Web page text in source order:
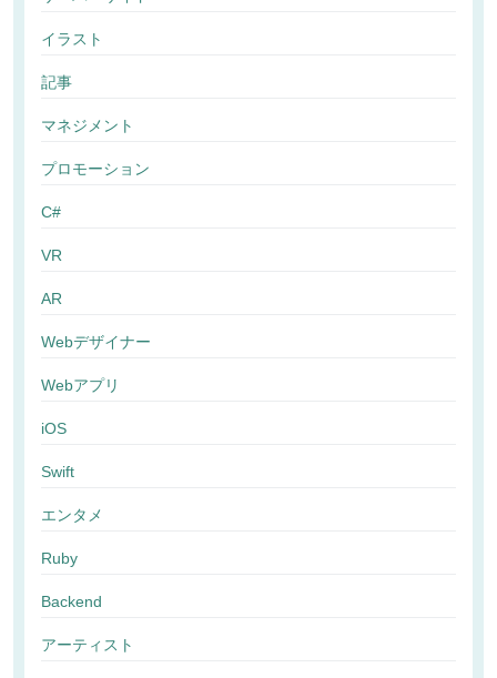
イラスト
記事
マネジメント
プロモーション
C#
VR
AR
Webデザイナー
Webアプリ
iOS
Swift
エンタメ
Ruby
Backend
アーティスト